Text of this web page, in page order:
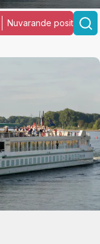
Nuvarande position